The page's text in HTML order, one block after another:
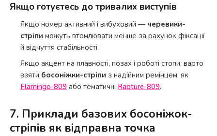
Якщо готуєтесь до тривалих виступів
Якщо номер активний і вибуховий — черевики-
стріпи можуть втомлювати менше за рахунок фіксації
й відчуття стабільності.
Якщо акцент на плавності, позах і роботі стопи, варто
взяти босоніжки-стріпи з надійним ремінцем, як
Flamingo-809 або тематичні Rapture-809.
7. Приклади базових босоніжок-
стріпів як відправна точка